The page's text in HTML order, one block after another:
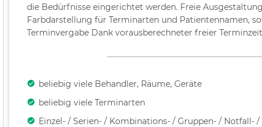
die Bedürfnisse eingerichtet werden. Freie
Farbdarstellung für Terminarten und Patientennamen,
Terminvergabe Dank vorausberechneter freier
beliebig viele Behandler, Räume, Geräte
beliebig viele Terminarten
Einzel- / Serien- / Kombinations- / Gruppen- / Notfall-